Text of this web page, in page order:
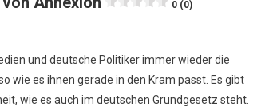
0 (0)
und deutsche Politiker immer wieder die
wie es ihnen gerade in den Kram passt. Es gibt
wie es auch im deutschen Grundgesetz steht.